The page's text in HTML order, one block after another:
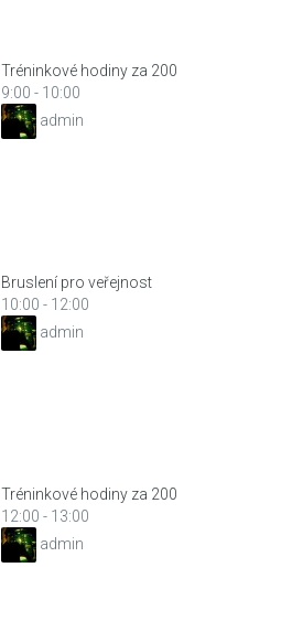
Tréninkové hodiny za 200
9:00 - 10:00
admin
Bruslení pro veřejnost
10:00 - 12:00
admin
Tréninkové hodiny za 200
12:00 - 13:00
admin